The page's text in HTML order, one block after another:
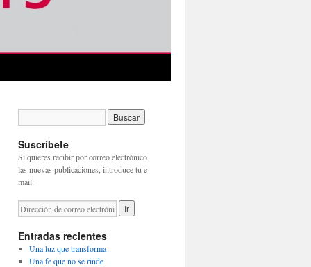
Suscríbete
Si quieres recibir por correo electrónico
las nuevas publicaciones, introduce tu e-
mail:
Entradas recientes
Una luz que transforma
Una fe que no se rinde